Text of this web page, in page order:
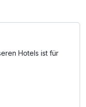
sind zum
Hotels ist für